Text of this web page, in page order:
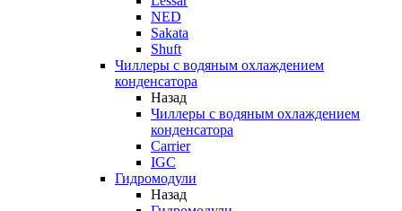
NED
Sakata
Shuft
Чиллеры с водяным охлаждением
конденсатора
Назад
Чиллеры с водяным охлаждением
конденсатора
Carrier
IGC
Гидромодули
Назад